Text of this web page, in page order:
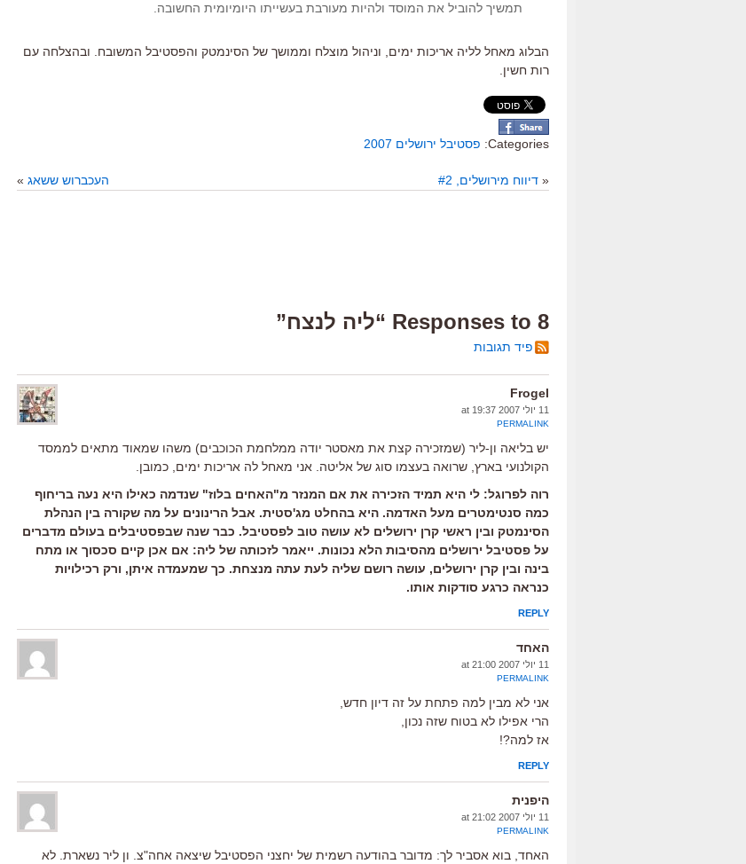
תמשיך להוביל את המוסד ולהיות מעורבת בעשייתו היומיומית החשובה.
הבלוג מאחל לליה אריכות ימים, וניהול מוצלח וממושך של הסינמטק והפסטיבל המשובח. ובהצלחה עם
רות חשין.
Categories: פסטיבל ירושלים 2007
« דיווח מירושלים, #2 העכברוש ששאג »
8 Responses to “ליה לנצח”
פיד תגובות
Frogel
11 יולי 2007 at 19:37
PERMALINK
יש בליאה ון-ליר (שמזכירה קצת את מאסטר יודה ממלחמת הכוכבים) משהו שמאוד מתאים לממסד
הקולנועי בארץ, שרואה בעצמו סוג של אליטה. אני מאחל לה אריכות ימים, כמובן.
רוה לפרוגל: לי היא תמיד הזכירה את אם המנזר מ"האחים בלוז" שנדמה כאילו היא נעה בריחוף
כמה סנטימטרים מעל האדמה. היא בהחלט מג'סטית. אבל הרינונים על מה שקורה בין הנהלת
הסינמטק ובין ראשי קרן ירושלים לא עושה טוב לפסטיבל. כבר שנה שבפסטיבלים בעולם מדברים
על פסטיבל ירושלים מהסיבות הלא נכונות. ייאמר לזכותה של ליה: אם אכן קיים סכסוך או מתח
בינה ובין קרן ירושלים, עושה רושם שליה לעת עתה מנצחת. כך שמעמדה איתן, ורק רכילויות
כנראה כרגע סודקות אותו.
REPLY
האחד
11 יולי 2007 at 21:00
PERMALINK
אני לא מבין למה פתחת על זה דיון חדש,
הרי אפילו לא בטוח שזה נכון,
אז למה?!
REPLY
היפנית
11 יולי 2007 at 21:02
PERMALINK
האחד, בוא אסביר לך: מדובר בהודעה רשמית של יחצני הפסטיבל שיצאה אחה"צ. ון ליר נשארת. לא